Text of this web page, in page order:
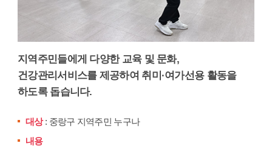
지역주민들에게 다양한 교육 및 문화,
건강관리서비스를 제공하여 취미·여가선용 활동을
하도록 돕습니다.
대상: 중랑구 지역주민 누구나
내용